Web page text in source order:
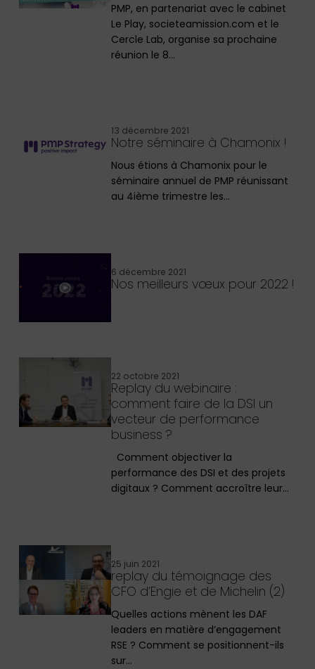
PMP, en partenariat avec le cabinet
Le Play, societeamission.com et le
Cercle Lab, organise sa prochaine
réunion le 8…
13 décembre 2021
Notre séminaire à Chamonix !
Nous étions à Chamonix pour le
séminaire annuel de PMP réunissant
au 4ième trimestre les…
6 décembre 2021
Nos meilleurs vœux pour 2022 !
22 octobre 2021
Replay du webinaire :
comment faire de la DSI un
vecteur de performance
business ?
Comment objectiver la
performance des DSI et des projets
digitaux ? Comment accroître leur…
25 juin 2021
replay du témoignage des
CFO d’Engie et de Michelin (2)
Quelles actions mènent les DAF
leaders en matière d’engagement
RSE ? Comment se positionnent-ils
sur…